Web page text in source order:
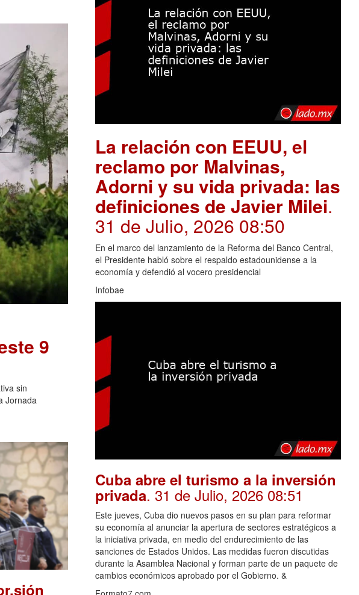
9
sin
Jornada
La relación con EEUU, el
reclamo por Malvinas,
Adorni y su vida privada: las
definiciones de Javier Milei.
31 de Julio, 2026 08:50
En el marco del lanzamiento de la Reforma del Banco Central,
el Presidente habló sobre el respaldo estadounidense a la
economía y defendió al vocero presidencial
Infobae
Cuba abre el turismo a la inversión
privada. 31 de Julio, 2026 08:51
Este jueves, Cuba dio nuevos pasos en su plan para reformar
su economía al anunciar la apertura de sectores estratégicos a
la iniciativa privada, en medio del endurecimiento de las
sanciones de Estados Unidos. Las medidas fueron discutidas
durante la Asamblea Nacional y forman parte de un paquete de
cambios económicos aprobado por el Gobierno. &